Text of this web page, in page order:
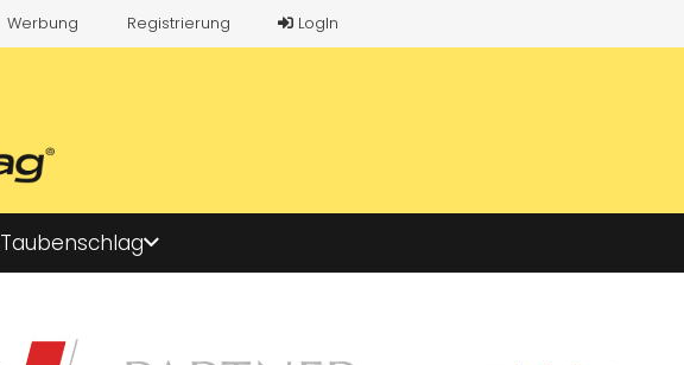
Werbung Registrierung LogIn
Taubenschlag